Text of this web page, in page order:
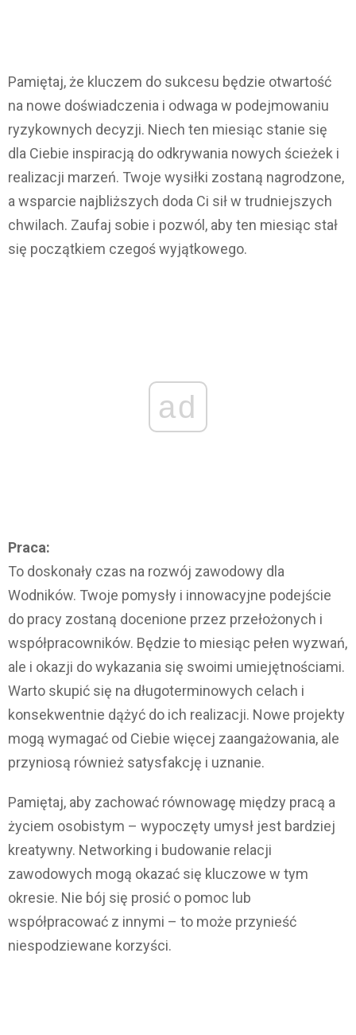
Pamiętaj, że kluczem do sukcesu będzie otwartość
na nowe doświadczenia i odwaga w podejmowaniu
ryzykownych decyzji. Niech ten miesiąc stanie się
dla Ciebie inspiracją do odkrywania nowych ścieżek i
realizacji marzeń. Twoje wysiłki zostaną nagrodzone,
a wsparcie najbliższych doda Ci sił w trudniejszych
chwilach. Zaufaj sobie i pozwól, aby ten miesiąc stał
się początkiem czegoś wyjątkowego.
ad
Praca:
To doskonały czas na rozwój zawodowy dla
Wodników. Twoje pomysły i innowacyjne podejście
do pracy zostaną docenione przez przełożonych i
współpracowników. Będzie to miesiąc pełen wyzwań,
ale i okazji do wykazania się swoimi umiejętnościami.
Warto skupić się na długoterminowych celach i
konsekwentnie dążyć do ich realizacji. Nowe projekty
mogą wymagać od Ciebie więcej zaangażowania, ale
przyniosą również satysfakcję i uznanie.
Pamiętaj, aby zachować równowagę między pracą a
życiem osobistym – wypoczęty umysł jest bardziej
kreatywny. Networking i budowanie relacji
zawodowych mogą okazać się kluczowe w tym
okresie. Nie bój się prosić o pomoc lub
współpracować z innymi – to może przynieść
niespodziewane korzyści.